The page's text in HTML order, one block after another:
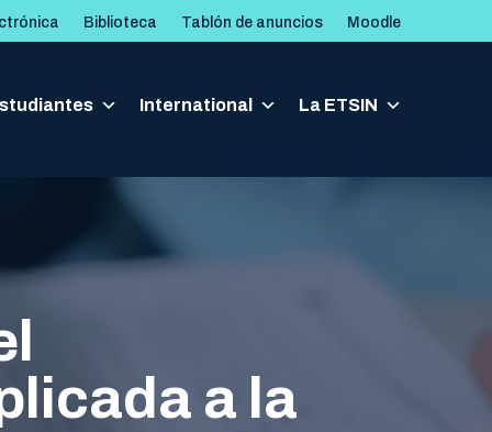
Biblioteca Tablón de anuncios Moodle
International La ETSIN
International La ETSIN
a la